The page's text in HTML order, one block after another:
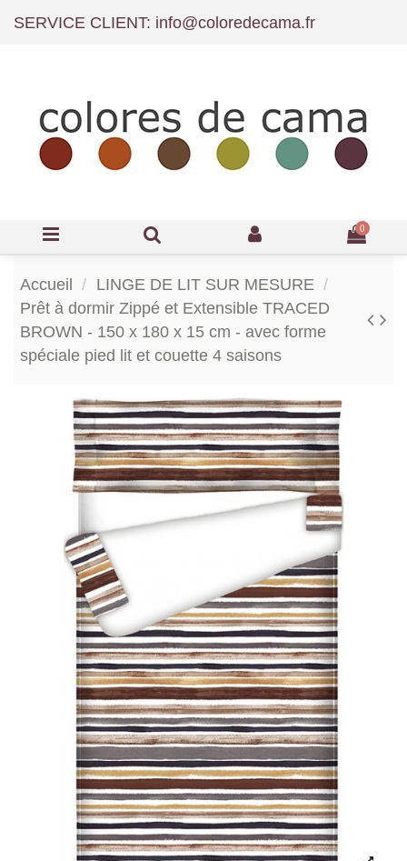
SERVICE CLIENT: info@coloredecama.fr
0
Accueil
LINGE DE LIT SUR MESURE
Prêt à dormir Zippé et Extensible TRACED
BROWN - 150 x 180 x 15 cm - avec forme
spéciale pied lit et couette 4 saisons